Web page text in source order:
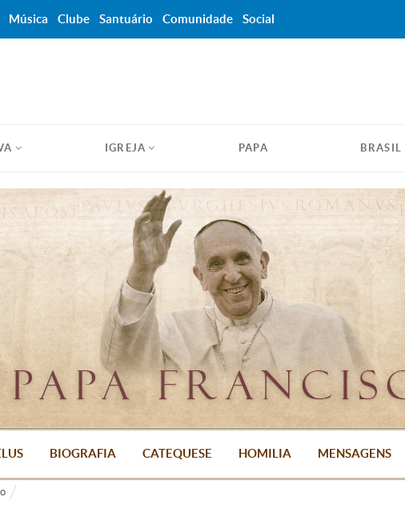
IGREJA PAPA BRASIL
BIOGRAFIA CATEQUESE HOMILIA MENSAGENS
Música Clube Santuário Comunidade Social